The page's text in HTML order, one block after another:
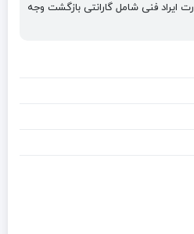
ایراد فنی شامل گارانتی بازگشت وجه